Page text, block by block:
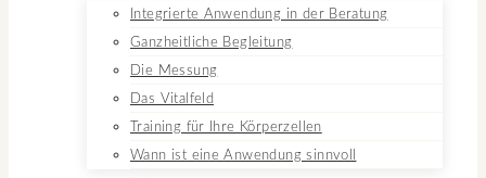
Integrierte Anwendung in der Beratung
Ganzheitliche Begleitung
Die Messung
Das Vitalfeld
Training für Ihre Körperzellen
Wann ist eine Anwendung sinnvoll